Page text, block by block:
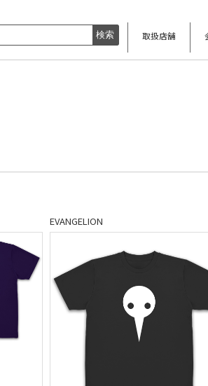
取扱店舗
EVANGELION